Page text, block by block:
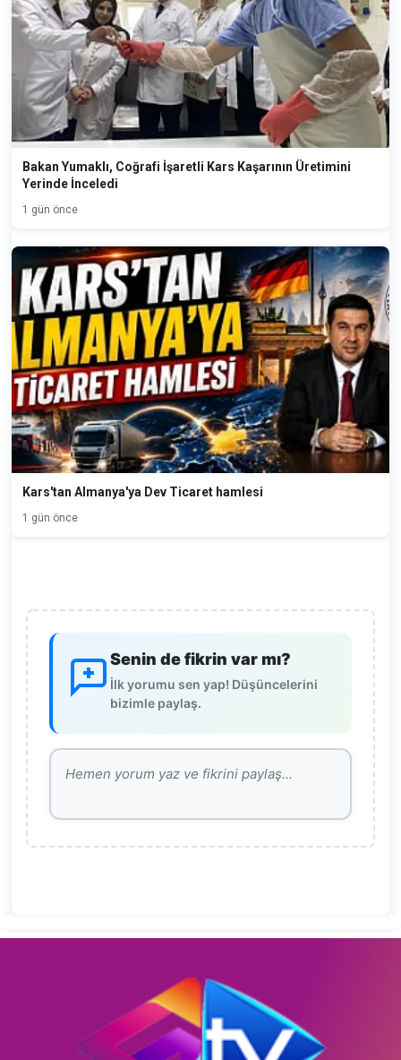
Bakan Yumaklı, Coğrafi İşaretli Kars Kaşarının Üretimini
Yerinde İnceledi
1 gün önce
Kars'tan Almanya'ya Dev Ticaret hamlesi
1 gün önce
Senin de fikrin var mı?
İlk yorumu sen yap! Düşüncelerini
bizimle paylaş.